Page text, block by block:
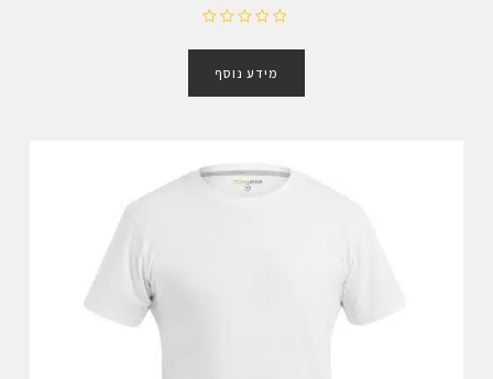
ך
מידע נוסף